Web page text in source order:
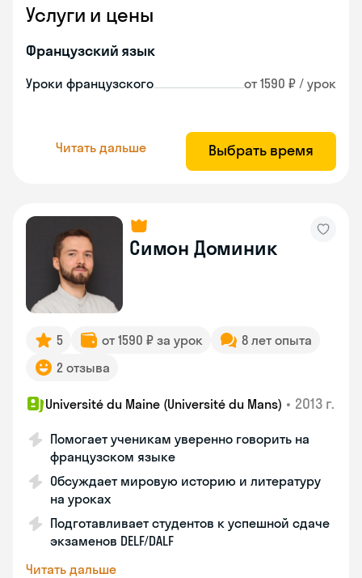
Услуги и цены
Французский язык
Уроки французского от 1590 ₽ / урок
Читать дальше Выбрать время
Симон Доминик
5 от 1590 ₽ за урок
8 лет опыта
2 отзыва
Université du Maine (Université du Mans) • 2013 г.
Помогает ученикам уверенно говорить на
французском языке
Обсуждает мировую историю и литературу
на уроках
Подготавливает студентов к успешной сдаче
экзаменов DELF/DALF
Читать дальше